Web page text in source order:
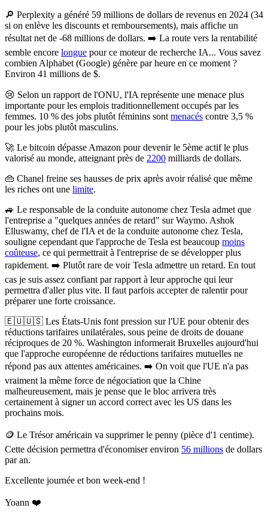
🔎 Perplexity a généré 59 millions de dollars de revenus en 2024 (34
si on enlève les discounts et remboursements), mais affiche un
résultat net de -68 millions de dollars. ➡️ La route vers la rentabilité
semble encore longue pour ce moteur de recherche IA... Vous savez
combien Alphabet (Google) génère par heure en ce moment ?
Environ 41 millions de $.
😢 Selon un rapport de l'ONU, l'IA représente une menace plus
importante pour les emplois traditionnellement occupés par les
femmes. 10 % des jobs plutôt féminins sont menacés contre 3,5 %
pour les jobs plutôt masculins.
🚀 Le bitcoin dépasse Amazon pour devenir le 5ème actif le plus
valorisé au monde, atteignant près de 2200 milliards de dollars.
👜 Chanel freine ses hausses de prix après avoir réalisé que même
les riches ont une limite.
🚙 Le responsable de la conduite autonome chez Tesla admet que
l'entreprise a "quelques années de retard" sur Waymo. Ashok
Elluswamy, chef de l'IA et de la conduite autonome chez Tesla,
souligne cependant que l'approche de Tesla est beaucoup moins
coûteuse, ce qui permettrait à l'entreprise de se développer plus
rapidement. ➡️ Plutôt rare de voir Tesla admettre un retard. En tout
cas je suis assez confiant par rapport à leur approche qui leur
permettra d'aller plus vite. Il faut parfois accepter de ralentir pour
préparer une forte croissance.
🇪🇺🇺🇸 Les États-Unis font pression sur l'UE pour obtenir des
réductions tarifaires unilatérales, sous peine de droits de douane
réciproques de 20 %. Washington informerait Bruxelles aujourd'hui
que l'approche européenne de réductions tarifaires mutuelles ne
répond pas aux attentes américaines. ➡️ On voit que l'UE n'a pas
vraiment la même force de négociation que la Chine
malheureusement, mais je pense que le bloc arrivera très
certainement à signer un accord correct avec les US dans les
prochains mois.
🪙 Le Trésor américain va supprimer le penny (pièce d'1 centime).
Cette décision permettra d'économiser environ 56 millions de dollars
par an.
Excellente journée et bon week-end !
Yoann ❤️